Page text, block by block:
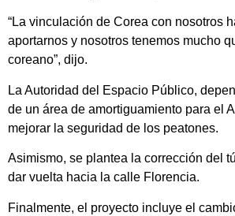
“La vinculación de Corea con nosotros
aportarnos y nosotros tenemos mucho
coreano”, dijo.
La Autoridad del Espacio Público,
de un área de amortiguamiento para el
mejorar la seguridad de los peatones.
Asimismo, se plantea la corrección del
dar vuelta hacia la calle Florencia.
Finalmente, el proyecto incluye el